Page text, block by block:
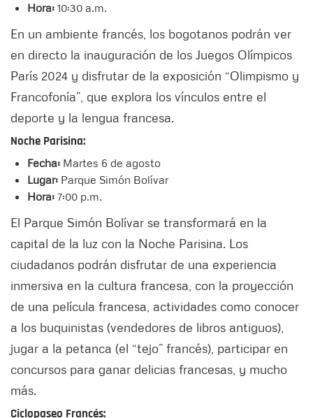
Hora: 10:30 a.m.
En un ambiente francés, los bogotanos podrán ver
en directo la inauguración de los Juegos Olímpicos
París 2024 y disfrutar de la exposición “Olimpismo y
Francofonía”, que explora los vínculos entre el
deporte y la lengua francesa.
Noche Parisina:
Fecha: Martes 6 de agosto
Lugar: Parque Simón Bolívar
Hora: 7:00 p.m.
El Parque Simón Bolívar se transformará en la
capital de la luz con la Noche Parisina. Los
ciudadanos podrán disfrutar de una experiencia
inmersiva en la cultura francesa, con la proyección
de una película francesa, actividades como conocer
a los buquinistas (vendedores de libros antiguos),
jugar a la petanca (el “tejo” francés), participar en
concursos para ganar delicias francesas, y mucho
más.
Ciclopaseo Francés: